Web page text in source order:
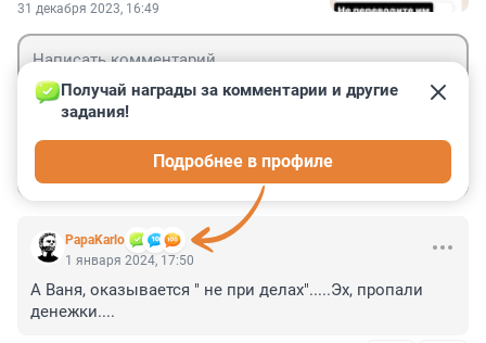
31 декабря 2023, 16:49
PapaKarlo
Получай награды за комментарии и другие
задания!
Подробнее в профиле
1 января 2024, 17:50
А Ваня, оказывается " не при делах".....Эх, пропали
денежки....